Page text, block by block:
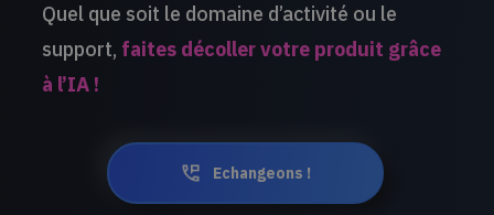
Quel que soit le domaine d’activité ou le
support, faites décoller votre produit grâce
à l’IA !
Echangeons !